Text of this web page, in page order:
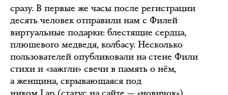
сразу. В первые же часы после регистрации
десять человек отправили нам c Филей
виртуальные подарки: блестящие сердца,
плюшевого медведя, колбасу. Несколько
пользователей опубликовали на стене Фили
стихи и «зажгли» свечи в память о нём,
а женщина, скрывающаяся под